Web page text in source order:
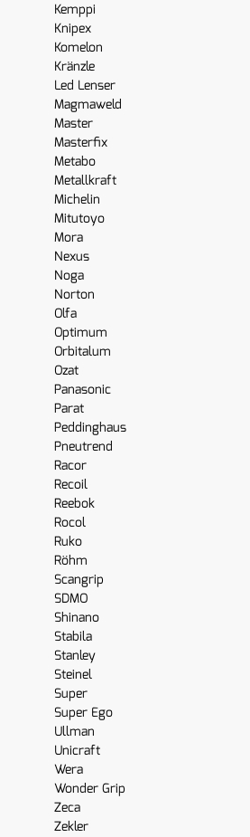
Kemppi
Knipex
Komelon
Kränzle
Led Lenser
Magmaweld
Master
Masterfix
Metabo
Metallkraft
Michelin
Mitutoyo
Mora
Nexus
Noga
Norton
Olfa
Optimum
Orbitalum
Ozat
Panasonic
Parat
Peddinghaus
Pneutrend
Racor
Recoil
Reebok
Rocol
Ruko
Röhm
Scangrip
SDMO
Shinano
Stabila
Stanley
Steinel
Super
Super Ego
Ullman
Unicraft
Wera
Wonder Grip
Zeca
Zekler